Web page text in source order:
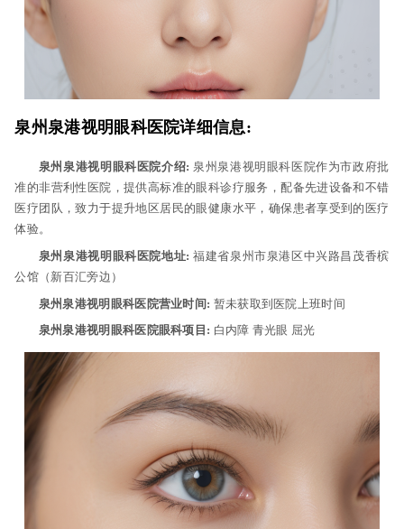
泉州泉港视明眼科医院详细信息:
泉州泉港视明眼科医院介绍: 泉州泉港视明眼科医院作为市政府批
准的非营利性医院，提供高标准的眼科诊疗服务，配备先进设备和不错
医疗团队，致力于提升地区居民的眼健康水平，确保患者享受到的医疗
体验。
泉州泉港视明眼科医院地址:福建省泉州市泉港区中兴路昌茂香槟
公馆（新百汇旁边）
泉州泉港视明眼科医院营业时间: 暂未获取到医院上班时间
泉州泉港视明眼科医院眼科项目: 白内障 青光眼 屈光